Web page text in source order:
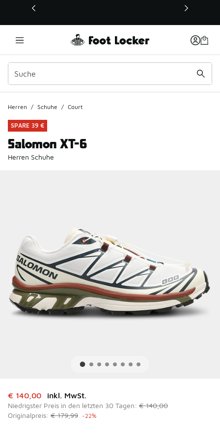
Dieser Link öffnet sich in einem neuen Fenster
Herren / Schuhe / Court
SPARE 39 €
Salomon XT-6
Herren Schuhe
Dieser Artikel ist im Sale. Der Preis ist von auf € 140,00
€ 140,00 inkl. MwSt.
Niedrigster Preis in den letzten 30 Tagen: € 140,00
Originalpreis: € 179,99 -22%